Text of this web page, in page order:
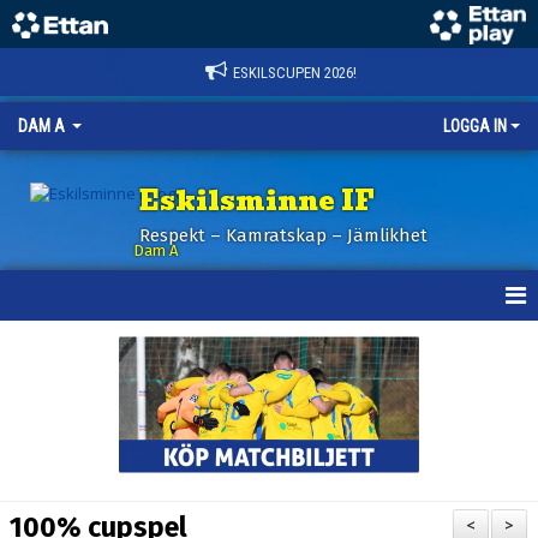
ESKILSCUPEN 2026!
DAM A LOGGA IN
Eskilsminne IF
Respekt – Kamratskap – Jämlikhet
Dam A
>
<
100% cupspel